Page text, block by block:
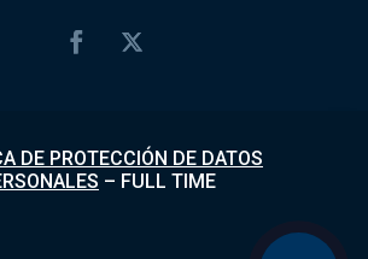
DE PROTECCIÓN DE DATOS
– FULL TIME